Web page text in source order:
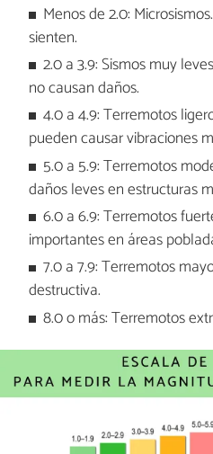
Menos de 2.0:
sienten.
2.0 a 3.9: Sismos muy
no causan daños.
4.0 a 4.9: Terremotos
pueden causar vibraciones
5.0 a 5.9: Terremotos
daños leves en estructuras
6.0 a 6.9: Terremotos
importantes en áreas
7.0 a 7.9: Terremotos
destructiva.
8.0 o más: Terremotos